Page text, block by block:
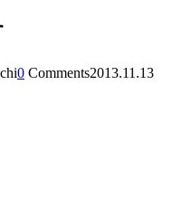
0 Comments2013.11.13